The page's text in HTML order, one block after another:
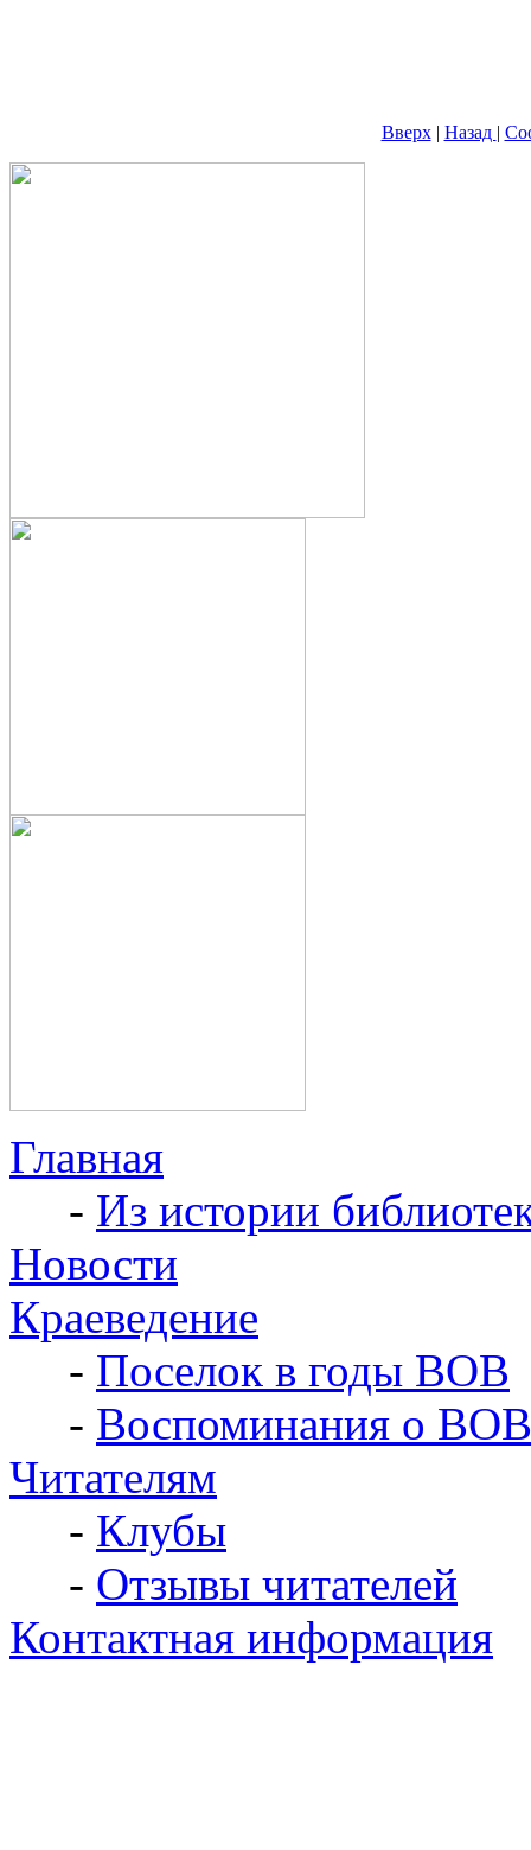
Вверх| Назад |
Главная
- Из истории
Новости
Краеведение
- Поселок в годы ВОВ
- Воспоминания о ВОВ
Читателям
- Клубы
- Отзывы читателей
Контактная информация